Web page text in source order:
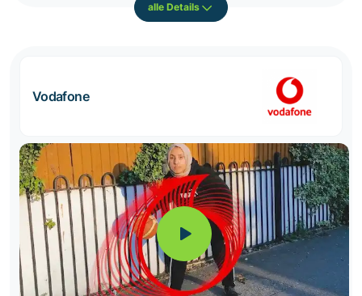
alle Details
Vodafone